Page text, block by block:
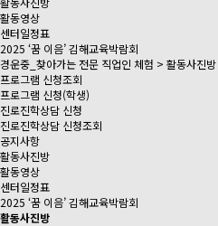
활동영상
센터일정표
2025 ‘꿈 이음’ 김해교육박람회
경운중_찾아가는 전문 직업인 체험 > 활동사진방
프로그램 신청조회
프로그램 신청(학생)
진로진학상담 신청
진로진학상담 신청조회
공지사항
활동사진방
활동영상
센터일정표
2025 ‘꿈 이음’ 김해교육박람회
활동사진방